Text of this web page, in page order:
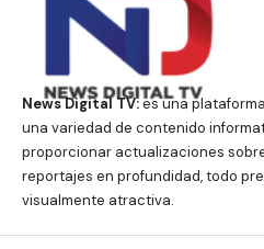
News Digital TV:es una
una variedad de contenido
proporcionar actualizaciones
reportajes en profundidad, todo
visualmente atractiva.